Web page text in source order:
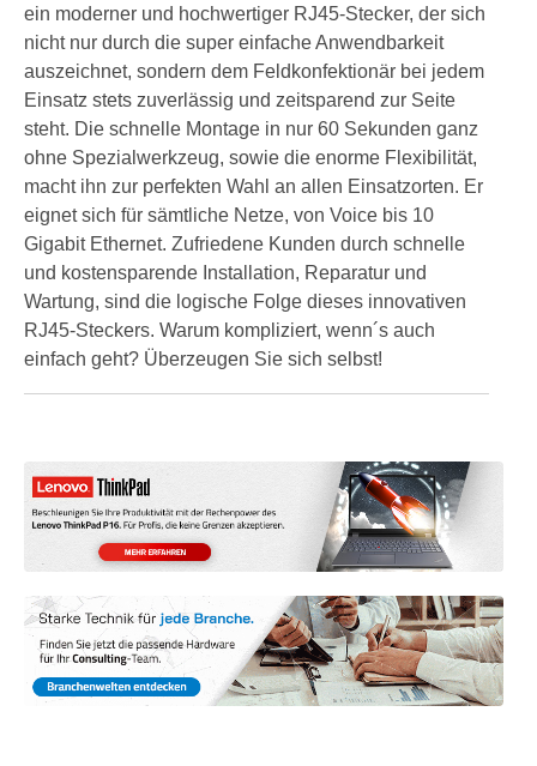
ein moderner und hochwertiger RJ45-Stecker, der sich
nicht nur durch die super einfache Anwendbarkeit
auszeichnet, sondern dem Feldkonfektionär bei jedem
Einsatz stets zuverlässig und zeitsparend zur Seite
steht. Die schnelle Montage in nur 60 Sekunden ganz
ohne Spezialwerkzeug, sowie die enorme Flexibilität,
macht ihn zur perfekten Wahl an allen Einsatzorten. Er
eignet sich für sämtliche Netze, von Voice bis 10
Gigabit Ethernet. Zufriedene Kunden durch schnelle
und kostensparende Installation, Reparatur und
Wartung, sind die logische Folge dieses innovativen
RJ45-Steckers. Warum kompliziert, wenn´s auch
einfach geht? Überzeugen Sie sich selbst!